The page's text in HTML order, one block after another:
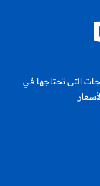
التى تحتاجها في